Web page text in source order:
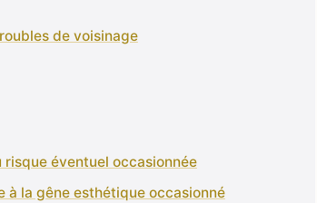
de voisinage
risque éventuel occasionnée
à la gêne esthétique occasionné